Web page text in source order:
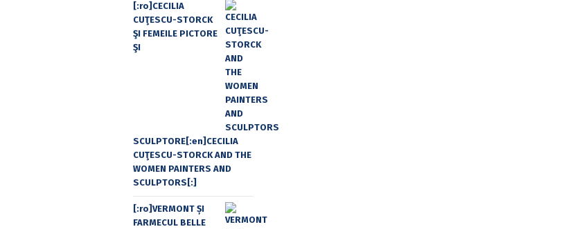
[:ro]CECILIA
CUŢESCU-STORCK
ŞI FEMEILE PICTORE
ŞI
SCULPTORE[:en]CECILIA
CUŢESCU-STORCK AND THE
WOMEN PAINTERS AND
SCULPTORS[:]
[:ro]VERMONT ȘI
FARMECUL BELLE